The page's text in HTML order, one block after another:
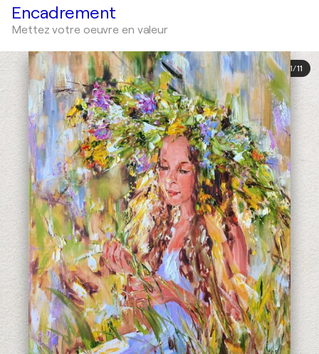
Encadrement
Mettez votre oeuvre en valeur
1/11